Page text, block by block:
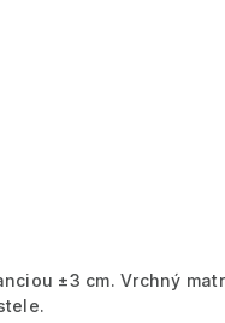
±3 cm. Vrchný